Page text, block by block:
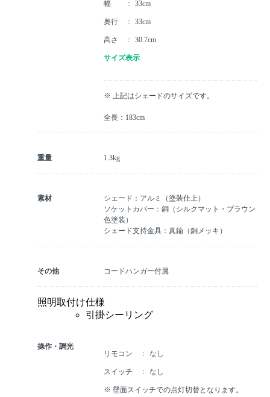
幅
33cm
奥行 33cm
高さ 30.7cm
サイズ表示
※ 上記はシェードのサイズです。
全長：183cm
重量 1.3kg
素材
シェード：アルミ（塗装仕上）
ソケットカバー：銅（シルクマット・ブラウン
色塗装）
シェード支持金具：真鍮（銅メッキ）
その他 コードハンガー付属
照明取付け仕様
引掛シーリング
操作・調光
リモコン
なし
スイッチ なし
※ 壁面スイッチでの点灯切替となります。